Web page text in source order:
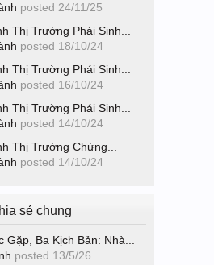
posted 24/11/25
Thị Trường Phái Sinh...
posted 18/10/24
Thị Trường Phái Sinh...
posted 16/10/24
Thị Trường Phái Sinh...
posted 14/10/24
Thị Trường Chứng...
posted 14/10/24
sẻ chung
Gặp, Ba Kịch Bản: Nhà...
posted 13/5/26